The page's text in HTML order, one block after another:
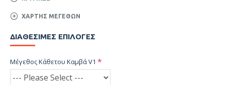
ΧΆΡΤΗΣ ΜΕΓΕΘΏΝ
ΔΙΑΘΈΣΙΜΕΣ ΕΠΙΛΟΓΈΣ
Μέγεθος Κάθετου Καμβά V1